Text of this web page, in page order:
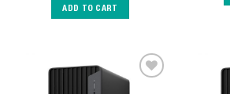
ADD TO CART